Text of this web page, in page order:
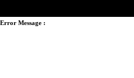
Error Message :